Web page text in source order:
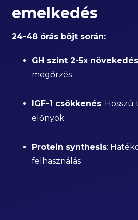
emelkedés
24-48 órás böjt során:
GH szint 2-5x növekedés
megőrzés
IGF-1 csökkenés:
előnyök
Protein synthesis:
felhasználás